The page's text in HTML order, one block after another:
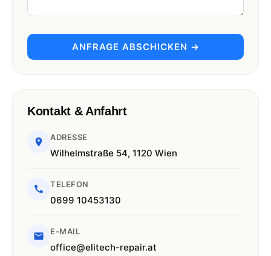
ANFRAGE ABSCHICKEN →
Kontakt & Anfahrt
ADRESSE
Wilhelmstraße 54, 1120 Wien
TELEFON
0699 10453130
E-MAIL
office@elitech-repair.at